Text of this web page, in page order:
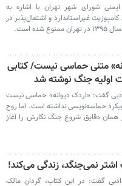
شورای شهر تهران با اشاره به
غیراستاندارد و اشتعال‌پذیر در
است.
متنی حماسی نیست/ کتابی
اولیه جنگ نوشته شد
گفت: «اردک دیوانه» حماسی نیست
حماسه‌نویسی نداشته است. اما روح
همان دقایق شروع جنگ نگارش را آغاز
اشتر نمی‌جنگد، زندگی می‌کند!
گفت: در این کتاب، گردان مالک